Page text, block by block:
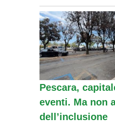
Pescara,
eventi. Ma non
dell’inclusione